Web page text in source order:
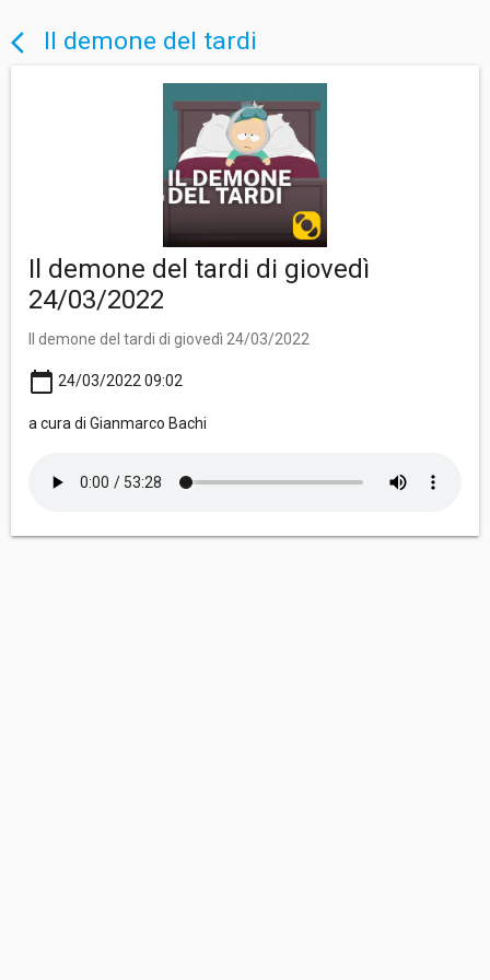
arrow_back_ios Il demone del tardi
Il demone del tardi di giovedì
24/03/2022
Il demone del tardi di giovedì 24/03/2022
calendar_today 24/03/2022 09:02
a cura di Gianmarco Bachi